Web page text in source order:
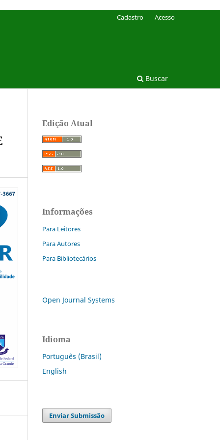
Buscar
Cadastro Acesso
Edição Atual
Informações
Para Leitores
Para Autores
Para Bibliotecários
Open Journal Systems
Idioma
Português (Brasil)
English
Enviar Submissão